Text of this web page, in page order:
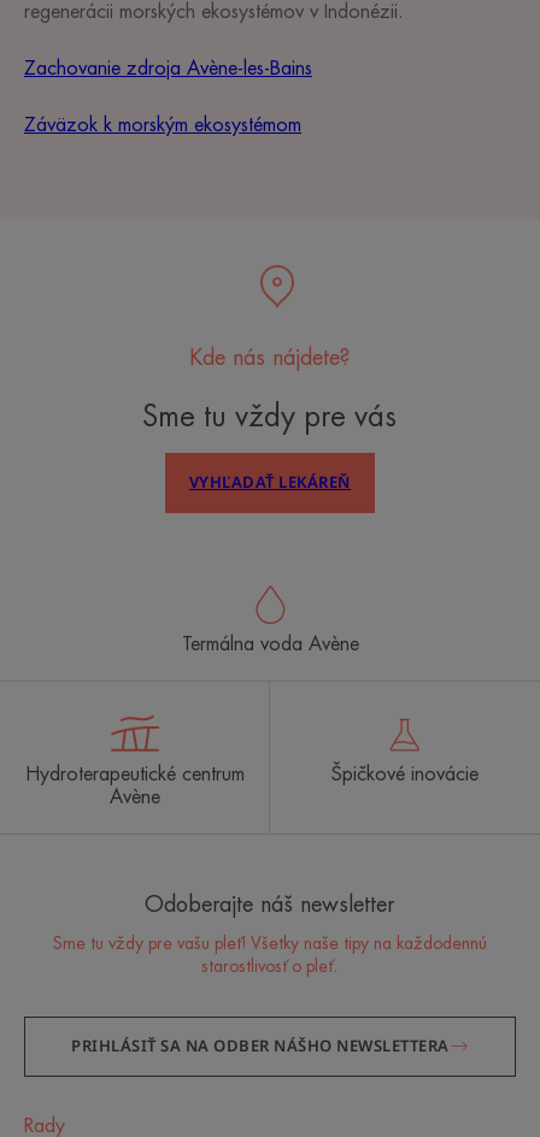
regenerácii morských ekosystémov v Indonézii.
Zachovanie zdroja Avène-les-Bains
Záväzok k morským ekosystémom
Kde nás nájdete?
Sme tu vždy pre vás
VYHĽADAŤ LEKÁREŇ
Termálna voda Avène
Hydroterapeutické centrum
Avène
Špičkové inovácie
Odoberajte náš newsletter
Sme tu vždy pre vašu pleť! Všetky naše tipy na každodennú
starostlivosť o pleť.
PRIHLÁSIŤ SA NA ODBER NÁŠHO NEWSLETTERA
Rady